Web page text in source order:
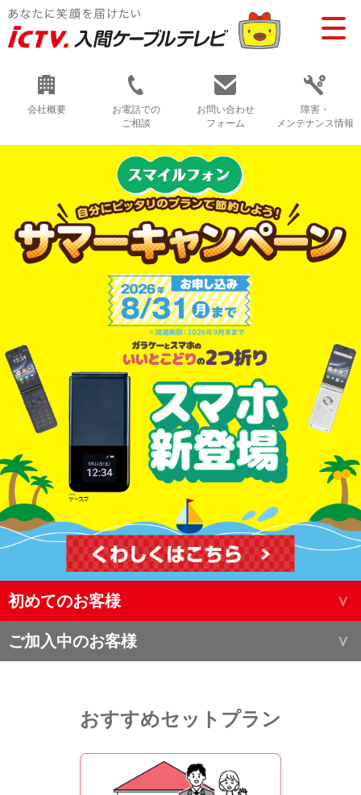
会社概要
お電話での
ご相談
お問い合わせ
フォーム
障害・
メンテナンス情報
初めてのお客様
ご加入中のお客様
おすすめセットプラン